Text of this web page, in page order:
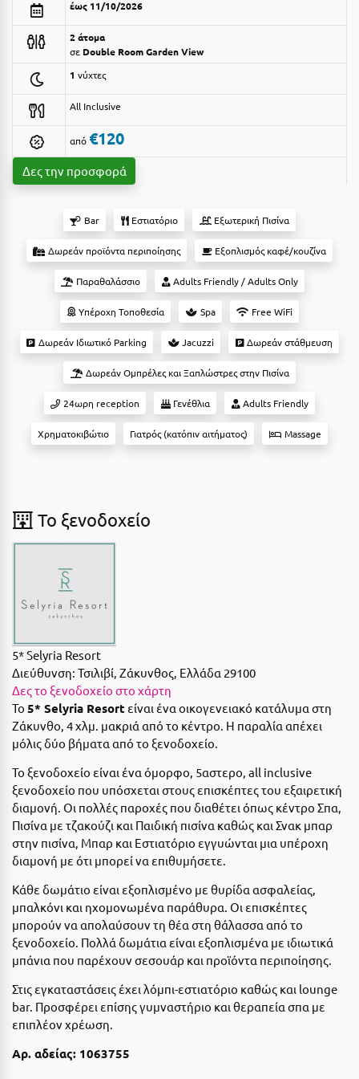
Αργολίδα
Αριδαία
Αρκαδία
Αρκίτσα
Αρτέμιδα
Αρχαία Ολυμπία
Αχαΐα
Βansko
Βραχάτι Κορινθίας
Βυτίνα
Γλυφάδα
Δελφοί
Διακοπτό
Ε
Ελληνικό Αρκαδίας
Ελούντα Κρήτης
Ερέτρια
Ερμιόνη
Εύβοια
Ευρυτανία
Ζ
Ζαγοροχώρια
Ζάκυνθος
Ξενοδοχεία 4 Αστέρων
Ξενοδοχεία 5 Αστέρων
Βίλες
Κρουαζιέρες
Ενοικιαζόμενα Δωμάτια
Boutique Hotels
Ξενώνες
Camping
Suites
Δες όλες τις προσφορές
έως 11/10/2026
2 άτομα
σε Double Room Garden View
1 νύχτες
All Inclusive
από €120
Δες την προσφορά
Bar Εστιατόριο Εξωτερική Πισίνα
Δωρεάν προϊόντα περιποίησης Εξοπλισμός καφέ/κουζίνα
Παραθαλάσσιο Adults Friendly / Adults Only
Υπέροχη Τοποθεσία Spa Free WiFi
Δωρεάν Ιδιωτικό Parking Jacuzzi Δωρεάν στάθμευση
Δωρεάν Ομπρέλες και Ξαπλώστρες στην Πισίνα
24ωρη reception Γενέθλια Adults Friendly
Χρηματοκιβώτιο Γιατρός (κατόπιν αιτήματος) Massage
To ξενοδοχείο
5* Selyria Resort
Διεύθυνση: Τσιλιβί, Ζάκυνθος, Ελλάδα 29100
Δες το ξενοδοχείο στο χάρτη
Το 5* Selyria Resort είναι ένα οικογενειακό κατάλυμα στη
Ζάκυνθο, 4 χλμ. μακριά από το κέντρο. Η παραλία απέχει
μόλις δύο βήματα από το ξενοδοχείο.
Το ξενοδοχείο είναι ένα όμορφο, 5αστερο, all inclusive
ξενοδοχείο που υπόσχεται στους επισκέπτες του εξαιρετική
διαμονή. Οι πολλές παροχές που διαθέτει όπως κέντρο Σπα,
Πισίνα με τζακούζι και Παιδική πισίνα καθώς και Σνακ μπαρ
στην πισίνα, Μπαρ και Εστιατόριο εγγυώνται μια υπέροχη
διαμονή με ότι μπορεί να επιθυμήσετε.
Κάθε δωμάτιο είναι εξοπλισμένο με θυρίδα ασφαλείας,
μπαλκόνι και ηχομονωμένα παράθυρα. Οι επισκέπτες
μπορούν να απολαύσουν τη θέα στη θάλασσα από το
ξενοδοχείο. Πολλά δωμάτια είναι εξοπλισμένα με ιδιωτικά
μπάνια που παρέχουν σεσουάρ και προϊόντα περιποίησης.
Στις εγκαταστάσεις έχει λόμπι-εστιατόριο καθώς και lounge
bar. Προσφέρει επίσης γυμναστήριο και θεραπεία σπα με
επιπλέον χρέωση.
Αρ. αδείας: 1063755